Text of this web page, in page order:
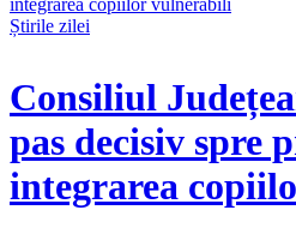
Știrile zilei
Consiliul
pas decisiv spre
integrarea